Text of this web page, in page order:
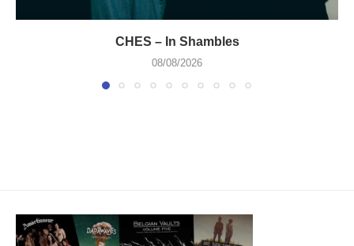
CHES – In Shambles
08/08/2026